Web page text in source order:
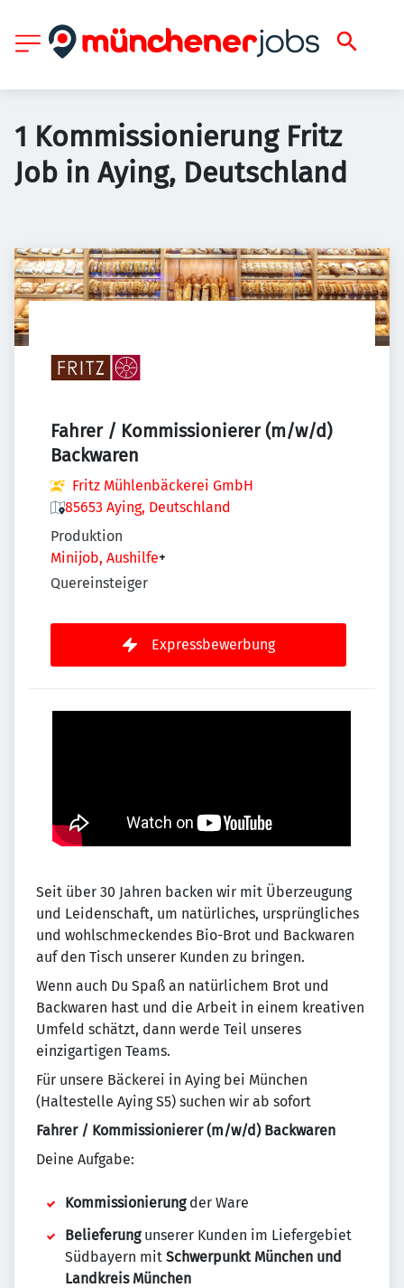
1 Kommissionierung Fritz
Job in Aying, Deutschland
Fahrer / Kommissionierer (m/w/d)
Backwaren
Fritz Mühlenbäckerei GmbH
85653 Aying, Deutschland
Produktion
Minijob, Aushilfe+
Quereinsteiger
Expressbewerbung
Seit über 30 Jahren backen wir mit Überzeugung
und Leidenschaft, um natürliches, ursprüngliches
und wohlschmeckendes Bio-Brot und Backwaren
auf den Tisch unserer Kunden zu bringen.
Wenn auch Du Spaß an natürlichem Brot und
Backwaren hast und die Arbeit in einem kreativen
Umfeld schätzt, dann werde Teil unseres
einzigartigen Teams.
Für unsere Bäckerei in Aying bei München
(Haltestelle Aying S5) suchen wir ab sofort
Fahrer / Kommissionierer (m/w/d) Backwaren
Deine Aufgabe:
Kommissionierungder Ware
Belieferungunserer Kunden im Liefergebiet
Südbayern mit Schwerpunkt München und
Landkreis München